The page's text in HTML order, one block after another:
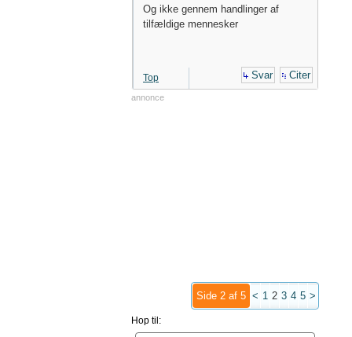
Og ikke gennem handlinger af
tilfældige mennesker
Top Svar Citer
annonce
Side 2 af 5 < 1 2 3 4 5 >
Hop til: